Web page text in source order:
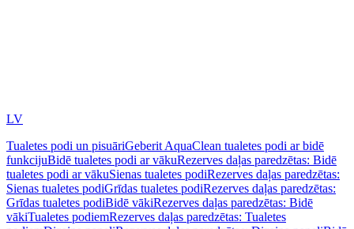
LV
Tualetes podi un pisuāriGeberit AquaClean tualetes podi ar bidē
funkcijuBidē tualetes podi ar vākuRezerves daļas paredzētas: Bidē
tualetes podi ar vākuSienas tualetes podiRezerves daļas paredzētas:
Sienas tualetes podiGrīdas tualetes podiRezerves daļas paredzētas:
Grīdas tualetes podiBidē vākiRezerves daļas paredzētas: Bidē
vākiTualetes podiemRezerves daļas paredzētas: Tualetes